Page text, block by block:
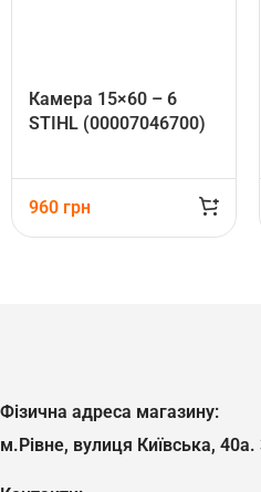
Камера 15×60 – 6
STIHL (00007046700)
960 грн
Фізична адреса магазину:
м.Рівне, вулиця Київська, 40а.